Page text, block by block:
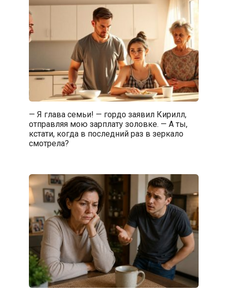
— Я глава семьи! — гордо заявил Кирилл,
отправляя мою зарплату золовке. — А ты,
кстати, когда в последний раз в зеркало
смотрела?